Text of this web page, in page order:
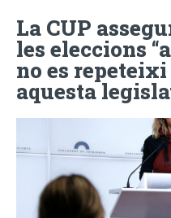
La CUP
les eleccions
no es
aquesta